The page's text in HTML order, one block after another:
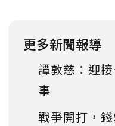
更多新聞報導
譚敦慈：迎
事
戰爭開打，